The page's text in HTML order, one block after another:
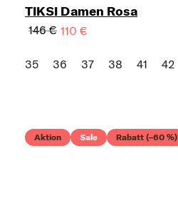
TIKSI Damen Rosa
146 € 110 €
35 36 37 38 41 42
Aktion Sale Rabatt (–60 %)